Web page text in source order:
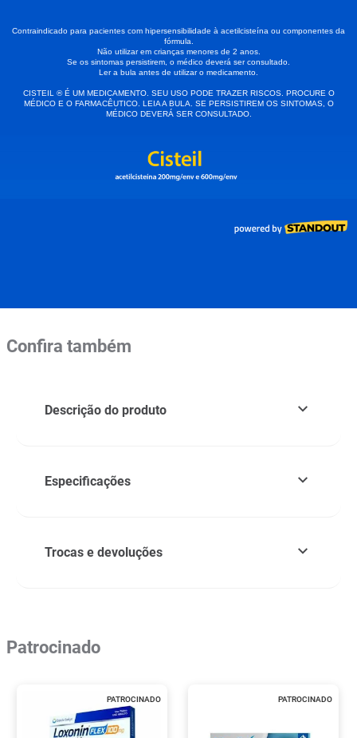
Confira também
Descrição do produto
Especificações
Trocas e devoluções
Patrocinado
PATROCINADO PATROCINADO